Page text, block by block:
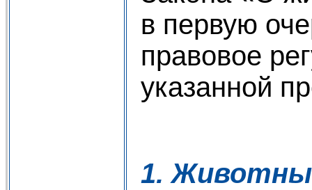
в первую
правовое
указанной
1.